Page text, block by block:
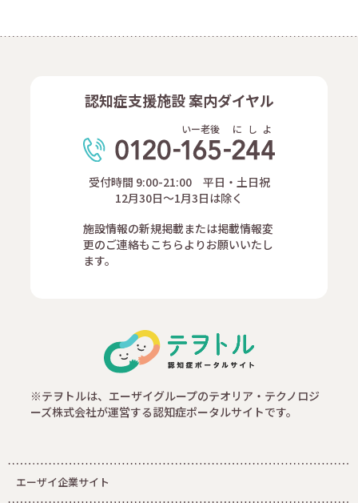
認知症支援施設 案内ダイヤル
いー老後 に し よ
受付時間 9:00-21:00 平日・土日祝
12月30日～1月3日は除く
施設情報の新規掲載または掲載情報変
更のご連絡もこちらよりお願いいたし
ます。
※テヲトルは、エーザイグループのテオリア・テクノロジ
ーズ株式会社が運営する認知症ポータルサイトです。
エーザイ企業サイト